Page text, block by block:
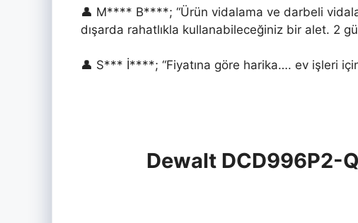
👤 M**** B****; “Ürün vidalama ve darbeli
dışarda rahatlıkla kullanabileceğiniz bir alet. 2
👤 S*** İ****; “Fiyatına göre harika…. ev işleri
Dewalt DCD996P2-